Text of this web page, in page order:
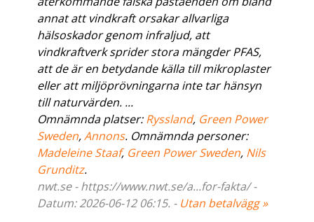
annat att vindkraft orsakar allvarliga
hälsoskador genom infraljud, att
vindkraftverk sprider stora mängder PFAS,
att de är en betydande källa till mikroplaster
eller att miljöprövningarna inte tar hänsyn
till naturvärden. ...
Omnämnda platser:Ryssland, Green Power
Sweden,Annons. Omnämnda personer:
Madeleine Staaf, Green Power Sweden, Nils
Grunditz.
nwt.se - https://www.nwt.se/a...for-fakta/ -
Datum: 2026-06-12 06:15. - Utan betalvägg »